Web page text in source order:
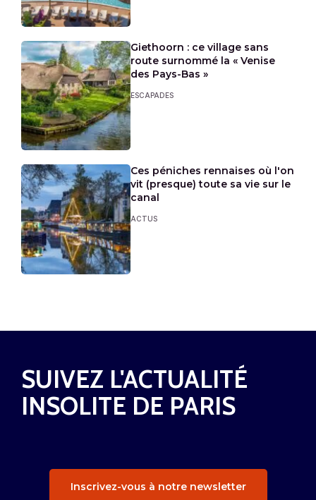
Giethoorn : ce village sans
route surnommé la « Venise
des Pays-Bas »
ESCAPADES
Ces péniches rennaises où l'on
vit (presque) toute sa vie sur le
canal
ACTUS
SUIVEZ L'ACTUALITÉ
INSOLITE DE PARIS
Inscrivez-vous à notre newsletter